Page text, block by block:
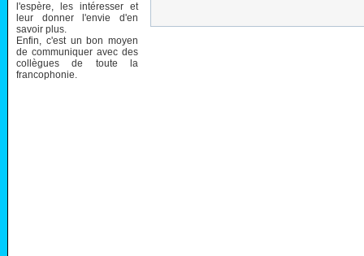
l'espère, les intéresser et
leur donner l'envie d'en
savoir plus.
Enfin, c'est un bon moyen
de communiquer avec des
collègues de toute la
francophonie.